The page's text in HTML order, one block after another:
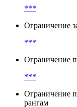
***
Ограничение
***
Ограничение
***
Ограничение
рангам